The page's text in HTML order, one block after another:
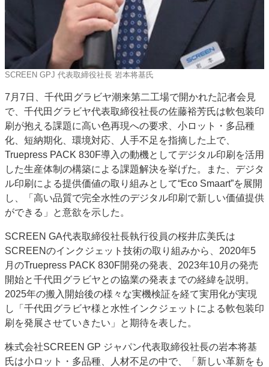
SCREEN GPJ 代表取締役社長 岩本将基氏
7月7日、千代田グラビヤ潮来第二工場で開かれた記者会見
で、千代田グラビヤ代表取締役社長の佐藤裕芳氏は軟包装印
刷が抱える課題に高い色再現への要求、小ロット・多品種
化、短納期化、環境対応、人手不足を指摘した上で、
Truepress PACK 830F導入の動機としてデジタル印刷を活用
した生産体制の構築による課題解決を挙げた。また、デジタ
ル印刷による提供価値の取り組みとして“Eco Smaart”を展開
し、「高い品質で完全水性のデジタル印刷で新しい価値提供
ができる」と意欲を示した。
SCREEN GA代表取締役社長執行役員の桜井広美氏は
SCREENのインクジェット技術の取り組みから、2020年5
月のTruepress PACK 830F開発の発表、2023年10月の発売
開始と千代田グラビヤとの協業の発表までの経緯を説明。
2025年の搬入開始後の様々な実機検証を経て実用化が実現
し「千代田グラビヤ様と水性インクジェットによる軟包装印
刷を発展させていきたい」と期待を表した。
株式会社SCREEN GP ジャパン代表取締役社長の岩本将基
氏は小ロット・多品種、人材不足の中で、「新しい革新をも